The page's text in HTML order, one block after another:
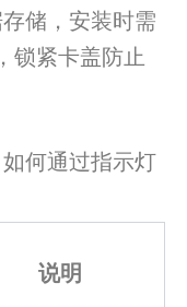
储，安装时需
锁紧卡盖防止
何通过指示灯
说明